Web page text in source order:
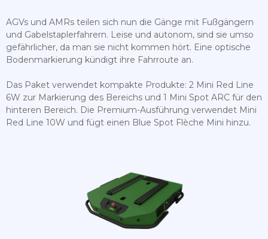
AGVs und AMRs teilen sich nun die Gänge mit Fußgängern
und Gabelstaplerfahrern. Leise und autonom, sind sie umso
gefährlicher, da man sie nicht kommen hört. Eine optische
Bodenmarkierung kündigt ihre Fahrroute an.
Das Paket verwendet kompakte Produkte: 2 Mini Red Line
6W zur Markierung des Bereichs und 1 Mini Spot ARC für den
hinteren Bereich. Die Premium-Ausführung verwendet Mini
Red Line 10W und fügt einen Blue Spot Flèche Mini hinzu.